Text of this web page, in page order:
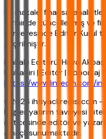
Bu makale, finansal
tarihinde güncellenmiş ve
çerçevesinde Editör Kurul
geçirilmiştir.
Makale Editörü: Hava
Muhabiri | Editör | Röportaj
https://www.linkedin.com/
©2026 ihtiyackredisi.com -
bilgiler yatırım tavsiyesi
neticesinde editör ve
amaçlı sunulmaktadır.